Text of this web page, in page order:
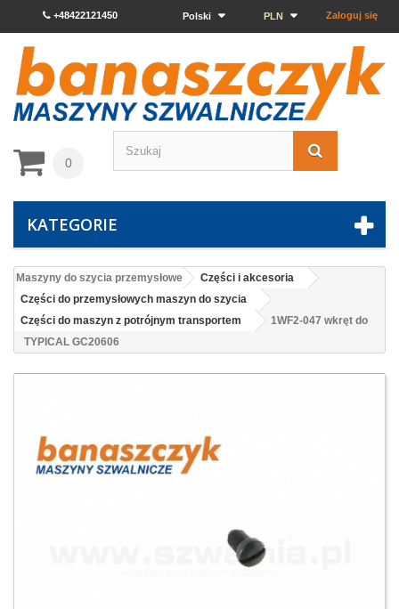
Zaloguj się
PLN
Polski
+48422121450
0
KATEGORIE
Maszyny do szycia przemysłowe
Części i akcesoria
Części do przemysłowych maszyn do szycia
Części do maszyn z potrójnym transportem
1WF2-047 wkręt do
TYPICAL GC20606